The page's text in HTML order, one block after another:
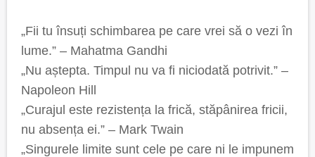
„Fii tu însuți schimbarea pe care vrei să o vezi în
lume.” – Mahatma Gandhi
„Nu aștepta. Timpul nu va fi niciodată potrivit.” –
Napoleon Hill
„Curajul este rezistența la frică, stăpânirea fricii,
nu absența ei.” – Mark Twain
„Singurele limite sunt cele pe care ni le impunem